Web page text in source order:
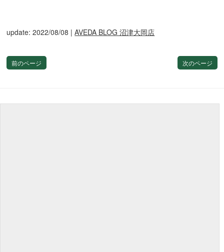
update: 2022/08/08 |AVEDA BLOG 沼津大岡店
前のページ 次のページ